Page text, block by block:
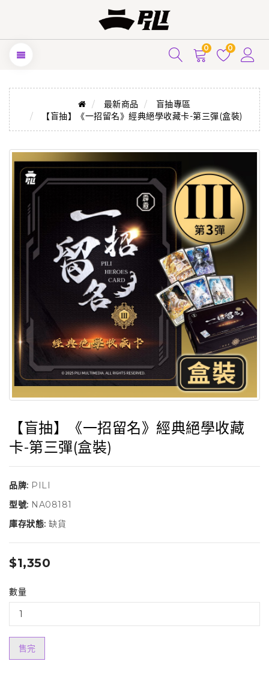
0 0
最新商品
盲抽專區
【盲抽】《一招留名》經典絕學收藏卡-第三彈(盒裝)
【盲抽】《一招留名》經典絕學收藏
卡-第三彈(盒裝)
品牌: PILI
型號: NA08181
庫存狀態: 缺貨
$1,350
數量
售完